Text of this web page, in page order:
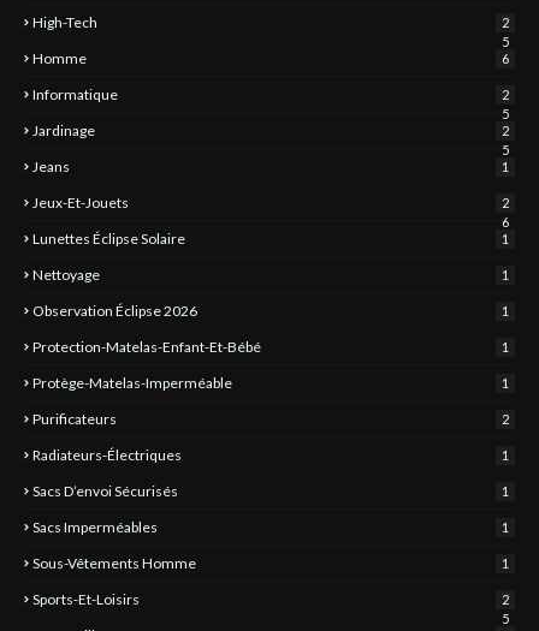
High-Tech
2
5
Homme 6
Informatique
2
5
Jardinage
2
5
Jeans 1
Jeux-Et-Jouets
2
6
Lunettes Éclipse Solaire 1
Nettoyage 1
Observation Éclipse 2026 1
Protection-Matelas-Enfant-Et-Bébé 1
Protège-Matelas-Imperméable 1
Purificateurs 2
Radiateurs-Électriques 1
Sacs D’envoi Sécurisés 1
Sacs Imperméables 1
Sous-Vêtements Homme 1
Sports-Et-Loisirs
2
5